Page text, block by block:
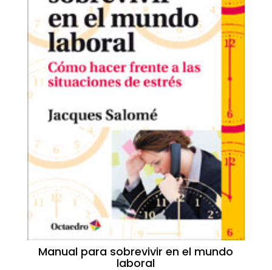
Manual para sobrevivir en el mundo
laboral